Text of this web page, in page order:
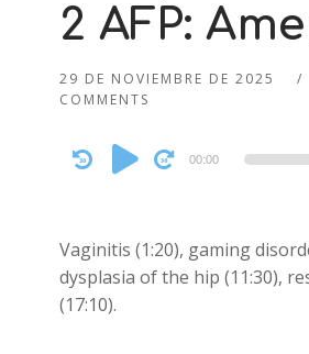
2 AFP:
29 DE NOVIEMBRE DE 2025
COMMENTS
Audio
Player
00:00
Vaginitis (1:20), gaming
dysplasia of the hip (11:30),
(17:10).